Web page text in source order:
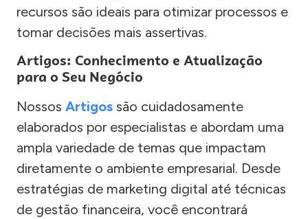
recursos são ideais para otimizar processos e
tomar decisões mais assertivas.
Artigos: Conhecimento e Atualização
para o Seu Negócio
Nossos Artigos são cuidadosamente
elaborados por especialistas e abordam uma
ampla variedade de temas que impactam
diretamente o ambiente empresarial. Desde
estratégias de marketing digital até técnicas
de gestão financeira, você encontrará